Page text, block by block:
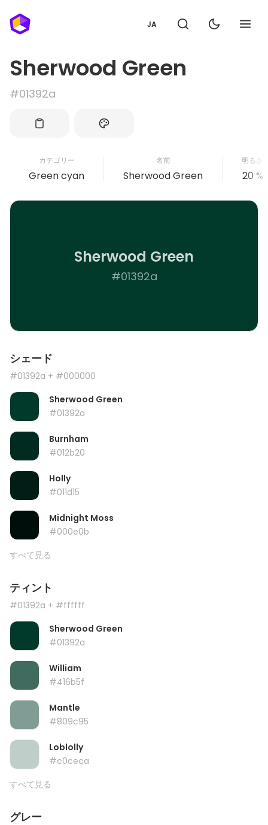
JA
Sherwood Green
#01392a
カテゴリー
Green cyan
名前
Sherwood Green
明るさ
20 %
Sherwood Green
#01392a
シェード
#01392a + #000000
Sherwood Green
#01392a
Burnham
#012b20
Holly
#011d15
Midnight Moss
#000e0b
すべて見る
ティント
#01392a + #ffffff
Sherwood Green
#01392a
William
#416b5f
Mantle
#809c95
Loblolly
#c0ceca
すべて見る
グレー